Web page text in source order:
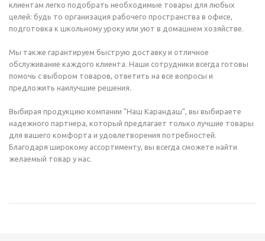
клиентам легко подобрать необходимые товары для любых
целей: будь то организация рабочего пространства в офисе,
подготовка к школьному уроку или уют в домашнем хозяйстве.
Мы также гарантируем быструю доставку и отличное
обслуживание каждого клиента. Наши сотрудники всегда готовы
помочь с выбором товаров, ответить на все вопросы и
предложить наилучшие решения.
Выбирая продукцию компании "Наш Карандаш", вы выбираете
надежного партнера, который предлагает только лучшие товары
для вашего комфорта и удовлетворения потребностей.
Благодаря широкому ассортименту, вы всегда сможете найти
желаемый товар у нас.